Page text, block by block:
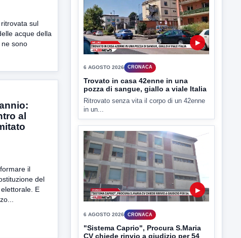
sul
acque della
sono
al
il
del
E
TUTTI I VIDEO
Trovato in casa 42enne in una
pozza di sangue, giallo a viale Italia
Ritrovato senza vita il corpo di un 42enne
in un...
▶